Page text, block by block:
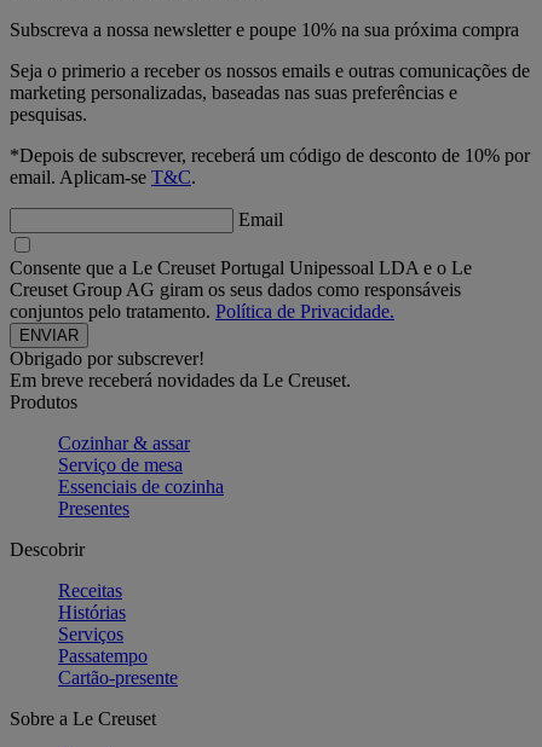
Subscreva a nossa newsletter e poupe 10% na sua próxima compra
Seja o primerio a receber os nossos emails e outras comunicações de
marketing personalizadas, baseadas nas suas preferências e
pesquisas.
*Depois de subscrever, receberá um código de desconto de 10% por
email. Aplicam-se T&C.
Email
Consente que a Le Creuset Portugal Unipessoal LDA e o Le
Creuset Group AG giram os seus dados como responsáveis
conjuntos pelo tratamento. Política de Privacidade.
Obrigado por subscrever!
Em breve receberá novidades da Le Creuset.
Produtos
Cozinhar & assar
Serviço de mesa
Essenciais de cozinha
Presentes
Descobrir
Receitas
Histórias
Serviços
Passatempo
Cartão-presente
Sobre a Le Creuset